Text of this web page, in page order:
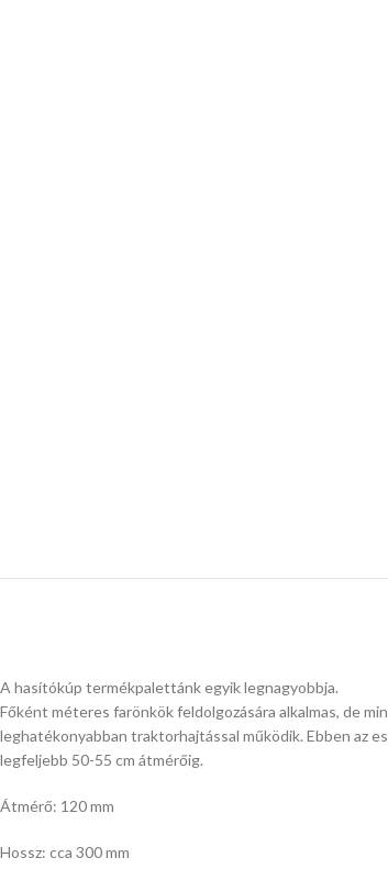
A hasítókúp termékpalettánk egyik legnagyobbja.
Főként méteres farönkök feldolgozására alkalmas, de
leghatékonyabban traktorhajtással működik. Ebben az
legfeljebb 50-55 cm átmérőig.
Átmérő: 120 mm
Hossz: cca 300 mm